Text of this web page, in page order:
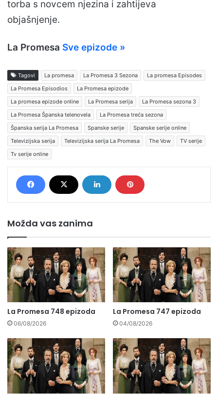
torba s novcem njezina i zahtijeva
objašnjenje.
La Promesa Sve epizode »
Tagovi La promesa La Promesa 3 Sezona
La promesa Episodes
La Promesa Episodios
La Promesa epizode
La promesa epizode online
La Promesa serija
La Promesa sezona 3
La Promesa Španska telenovela
La Promesa treća sezona
Španska serija La Promesa
Spanske serije
Spanske serije online
Televizijska serija
Televizijska serija La Promesa The Vow
TV serije
Tv serije online
Možda vas zanima
La Promesa 748 epizoda
06/08/2026
La Promesa 747 epizoda
04/08/2026